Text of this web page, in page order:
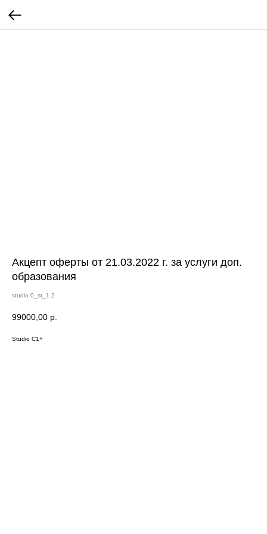
Акцепт оферты от 21.03.2022 г. за услуги доп.
образования
studio.0_st_1.2
99000,00 р.
Studio C1+